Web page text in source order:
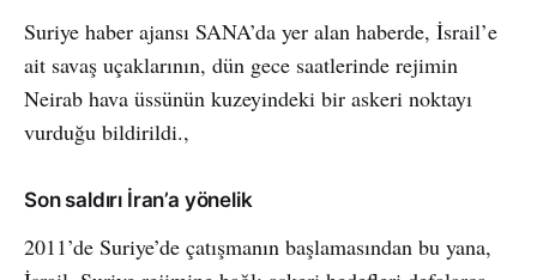
Suriye haber ajansı SANA’da yer alan haberde, İsrail’e
ait savaş uçaklarının, dün gece saatlerinde rejimin
Neirab hava üssünün kuzeyindeki bir askeri noktayı
vurduğu bildirildi.,
Son saldırı İran’a yönelik
2011’de Suriye’de çatışmanın başlamasından bu yana,